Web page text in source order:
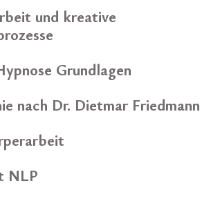
und kreative
Grundlagen
nach Dr. Dietmar Friedmann
NLP